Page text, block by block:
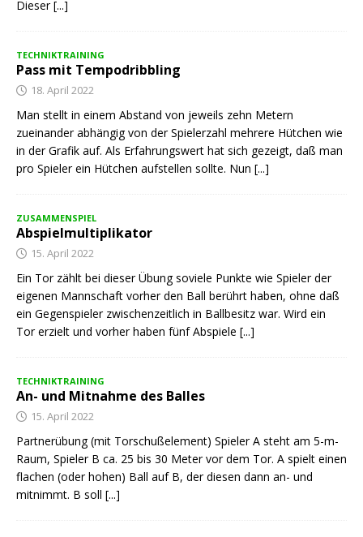
Dieser[...]
TECHNIKTRAINING
Pass mit Tempodribbling
18. April 2022
Man stellt in einem Abstand von jeweils zehn Metern
zueinander abhängig von der Spielerzahl mehrere Hütchen wie
in der Grafik auf. Als Erfahrungswert hat sich gezeigt, daß man
pro Spieler ein Hütchen aufstellen sollte. Nun [...]
ZUSAMMENSPIEL
Abspielmultiplikator
15. April 2022
Ein Tor zählt bei dieser Übung soviele Punkte wie Spieler der
eigenen Mannschaft vorher den Ball berührt haben, ohne daß
ein Gegenspieler zwischenzeitlich in Ballbesitz war. Wird ein
Tor erzielt und vorher haben fünf Abspiele [...]
TECHNIKTRAINING
An- und Mitnahme des Balles
15. April 2022
Partnerübung (mit Torschußelement) Spieler A steht am 5-m-
Raum, Spieler B ca. 25 bis 30 Meter vor dem Tor. A spielt einen
flachen (oder hohen) Ball auf B, der diesen dann an- und
mitnimmt. B soll [...]